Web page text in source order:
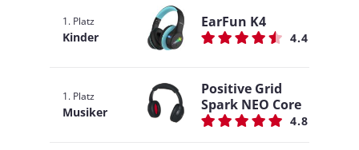
1. Platz
Kinder
EarFun K4
4.4
1. Platz
Musiker
Positive Grid
Spark NEO Core
4.8